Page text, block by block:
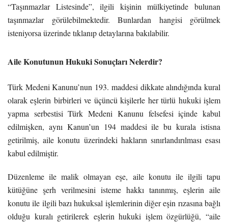
“Taşınmazlar Listesinde”, ilgili kişinin mülkiyetinde bulunan
taşınmazlar görülebilmektedir. Bunlardan hangisi görülmek
isteniyorsa üzerinde tıklanıp detaylarına bakılabilir.
Aile Konutunun Hukuki Sonuçları Nelerdir?
Türk Medeni Kanunu’nun 193. maddesi dikkate alındığında kural
olarak eşlerin birbirleri ve üçüncü kişilerle her türlü hukuki işlem
yapma serbestisi Türk Medeni Kanunu felsefesi içinde kabul
edilmişken, aynı Kanun’un 194 maddesi ile bu kurala istisna
getirilmiş, aile konutu üzerindeki hakların sınırlandırılması esası
kabul edilmiştir.
Düzenleme ile malik olmayan eşe, aile konutu ile ilgili tapu
kütüğüne şerh verilmesini isteme hakkı tanınmış, eşlerin aile
konutu ile ilgili bazı hukuksal işlemlerinin diğer eşin rızasına bağlı
olduğu kuralı getirilerek eşlerin hukuki işlem özgürlüğü, “aile